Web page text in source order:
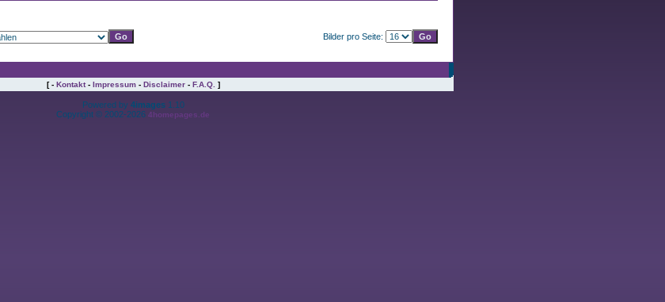
Bilder pro Seite:
[ - Kontakt- Impressum- Disclaimer- F.A.Q. ]
Powered by 4images1.10
Copyright © 2002-2026 4homepages.de